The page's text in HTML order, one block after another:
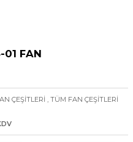
01 FAN
ÇEŞİTLERİ , TÜM FAN ÇEŞİTLERİ